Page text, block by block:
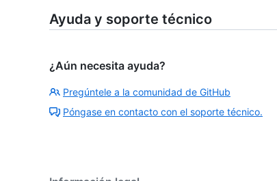
Ayuda y soporte técnico
¿Aún necesita ayuda?
Pregúntele a la comunidad de GitHub
Póngase en contacto con el soporte técnico.